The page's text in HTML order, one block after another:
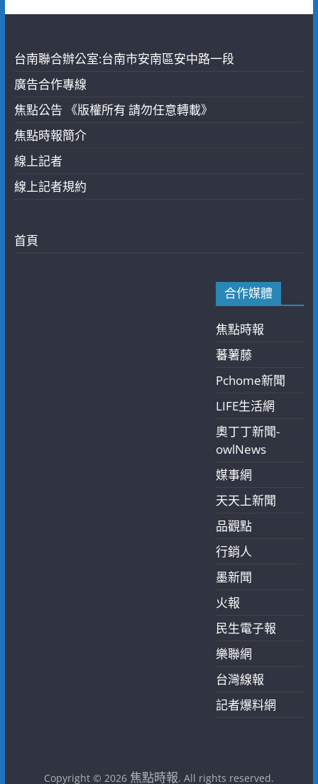
台南聯合辦公室:台南市安南區安中路一段
廣告合作專線
焦點公告 《版權所有 請勿任意轉載》
焦點時報簡介
線上記者
線上記者規約
首頁
合作媒體
焦點時報
蕃薯藤
Pchome新聞
LIFE生活網
奧丁丁新聞-
owlNews
媒事網
天天上新聞
品觀點
行銷人
墨新聞
火報
民生電子報
樂聯網
台灣線報
記者爆料網
Copyright © 2026 焦點時報. All rights reserved.